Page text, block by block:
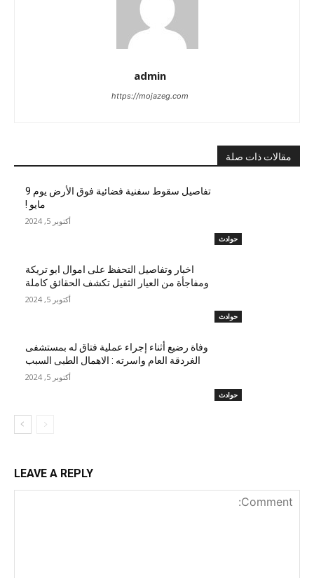
admin
https://mojazeg.com
مقالات ذات صلة
حوادث
تفاصيل سقوط سفنية فضائية فوق الأرض يوم 9
مايو !
أكتوبر 5, 2024
حوادث
اخبار وتفاصيل التحفظ على اموال ابو تريكة
ومفاجأة من العيار الثقيل تكشف الحقائق كاملة
أكتوبر 5, 2024
حوادث
وفاة رضيع أثناء إجراء عملية فتاق له بمستشفى
الغردقة العام واسرته : الاهمال الطبى السبب
أكتوبر 5, 2024
LEAVE A REPLY